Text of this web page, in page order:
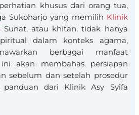
khusus dari orang tua,
Sukoharjo yang memilih Klinik
Sunat, atau khitan, tidak hanya
dalam konteks agama,
berbagai manfaat
akan membahas persiapan
sebelum dan setelah prosedur
panduan dari Klinik Asy Syifa